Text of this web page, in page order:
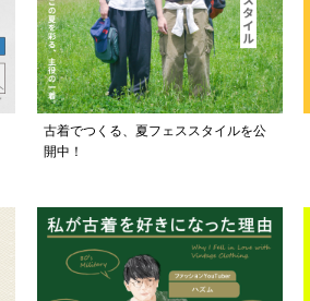
古着でつくる、夏フェススタイルを公
開中！